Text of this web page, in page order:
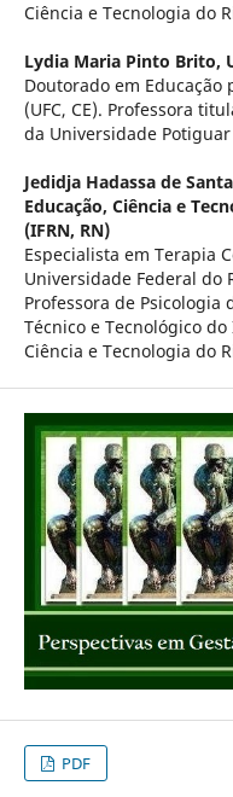
Ciência e Tecnologia do
Lydia Maria Pinto Brito,
Doutorado em Educação
(UFC, CE). Professora
da Universidade Potiguar
Jedidja Hadassa de
Educação, Ciência e
(IFRN, RN)
Especialista em Terapia
Universidade Federal do
Professora de Psicologia
Técnico e Tecnológico
Ciência e Tecnologia do
PDF